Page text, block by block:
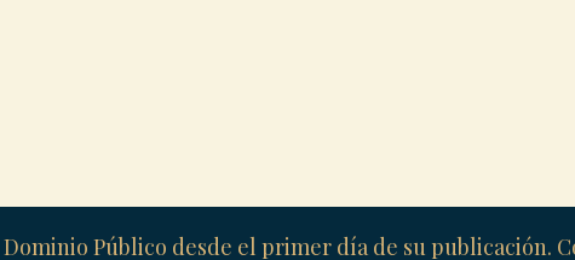
Público desde el primer día de su publicación.